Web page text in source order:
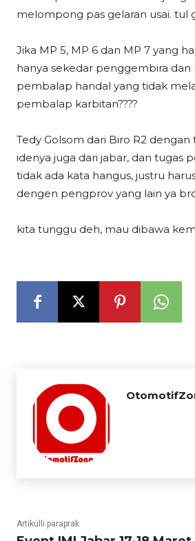
melompong pas gelaran usai. tul
Jika MP 5, MP 6 dan MP 7 yang
hanya sekedar penggembira
pembalap handal yang tidak
pembalap karbitan????
Tedy Golsom dari Biro R2
idenya juga dari jabar, dan tugas
tidak ada kata hangus, justru
dengen pengprov yang lain ya
kita tunggu deh, mau dibawa
Artikulli paraprak